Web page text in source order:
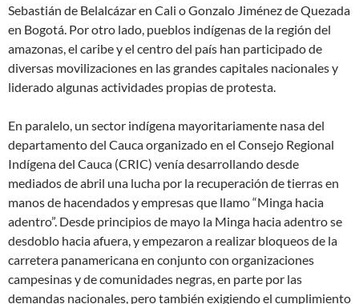
Sebastián de Belalcázar en Cali o Gonzalo Jiménez de Quezada
en Bogotá. Por otro lado, pueblos indígenas de la región del
amazonas, el caribe y el centro del país han participado de
diversas movilizaciones en las grandes capitales nacionales y
liderado algunas actividades propias de protesta.
En paralelo, un sector indígena mayoritariamente nasa del
departamento del Cauca organizado en el Consejo Regional
Indígena del Cauca (CRIC) venía desarrollando desde
mediados de abril una lucha por la recuperación de tierras en
manos de hacendados y empresas que llamo “Minga hacia
adentro”. Desde principios de mayo la Minga hacia adentro se
desdoblo hacia afuera, y empezaron a realizar bloqueos de la
carretera panamericana en conjunto con organizaciones
campesinas y de comunidades negras, en parte por las
demandas nacionales, pero también exigiendo el cumplimiento